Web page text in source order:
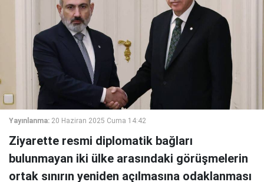
Yayınlanma: 20 Haziran 2025 Cuma 14:42
Ziyarette resmi diplomatik bağları
bulunmayan iki ülke arasındaki görüşmelerin
ortak sınırın yeniden açılmasına odaklanması